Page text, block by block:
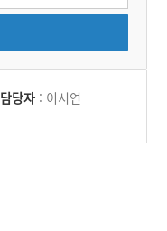
담당자 : 이서연